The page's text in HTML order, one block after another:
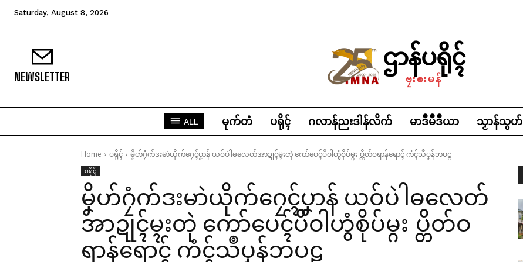
Saturday, August 8, 2026
NEWSLETTER
ဌာန်ပရိုၚ်
ဗၠးၜးမန်
ALL မုက်တံ ပရိုၚ် ဂလာန်ညးဒါန်လိက် မာဒဳမဳဒဳယာ သၟာန်သွဟ်
Home ပရိုၚ် မၞိဟ်ဂၠံက်ဒးမာဲယိုက်ဂၠေၚ်ပၞာန် ယဝ်ပဲါဓလေတ်အာဍုၚ်မ္ၚးတုဲ ကော်ပေၚ်ပိဝါဟွံစိုပ်မ္ဂး ပ္တိတ်ဝရာန်ရောၚ် ကံၚ်သဳပၞန်ဘပဠ
ပရိုၚ်
မၞိဟ်ဂၠံက်ဒးမာဲယိုက်ဂၠေၚ်ပၞာန် ယဝ်ပဲါဓလေတ်
အာဍုၚ်မ္ၚးတုဲ ကော်ပေၚ်ပိဝါဟွံစိုပ်မ္ဂး ပ္တိတ်ဝ
ရာန်ရောၚ် ကံၚ်သဳပၞန်ဘပဠ